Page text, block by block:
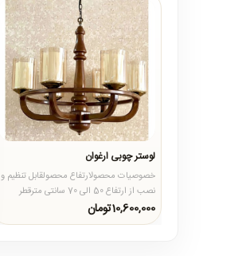
لوستر چوبی ارغوان
خصوصیات محصولارتفاع محصولقابل تنظیم و
نصب از ارتفاع 50 الی 70 سانتی مترقطر
محصول52 سانتی مترجنس محصو..
10,600,000تومان